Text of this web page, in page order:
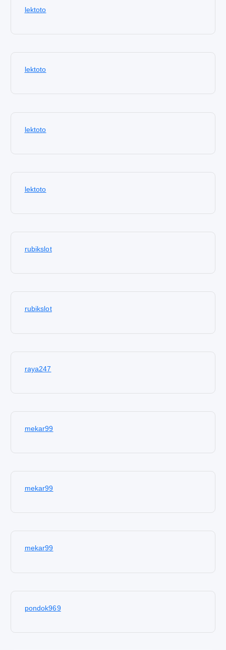
lektoto
lektoto
lektoto
lektoto
rubikslot
rubikslot
raya247
mekar99
mekar99
mekar99
pondok969